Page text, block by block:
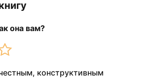
она вам?
конструктивным